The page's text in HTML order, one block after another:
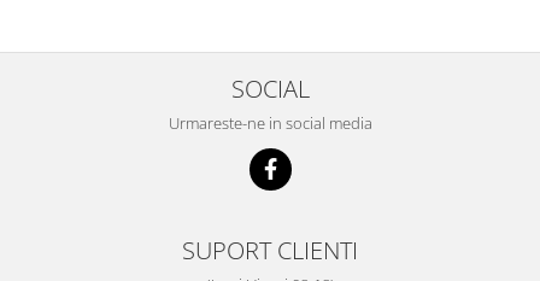
SOCIAL
Urmareste-ne in social media
SUPORT CLIENTI